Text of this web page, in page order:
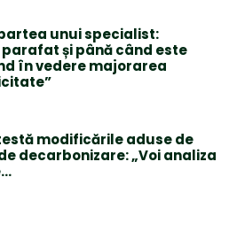
unui specialist:
parafat și până când este
în vedere majorarea
modificările aduse de
decarbonizare: „Voi analiza